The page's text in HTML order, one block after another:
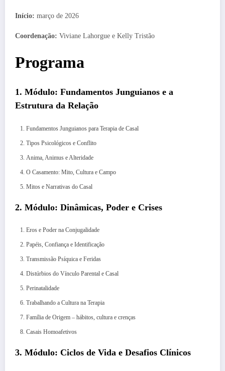
Início: março de 2026
Coordenação: Viviane Lahorgue e Kelly Tristão
Programa
1. Módulo: Fundamentos Junguianos e a
Estrutura da Relação
Fundamentos Junguianos para Terapia de Casal
Tipos Psicológicos e Conflito
Anima, Animus e Alteridade
O Casamento: Mito, Cultura e Campo
Mitos e Narrativas do Casal
2. Módulo: Dinâmicas, Poder e Crises
Eros e Poder na Conjugalidade
Papéis, Confiança e Identificação
Transmissão Psíquica e Feridas
Distúrbios do Vínculo Parental e Casal
Perinatalidade
Trabalhando a Cultura na Terapia
Família de Origem – hábitos, cultura e crenças
Casais Homoafetivos
3. Módulo: Ciclos de Vida e Desafios Clínicos